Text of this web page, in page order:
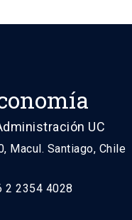
UC
Macul. Santiago, Chile
2 2354 4028